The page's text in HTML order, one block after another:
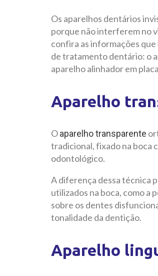
Os aparelhos dentários
porque não interferem no
confira as informações
de tratamento dentário: o
aparelho alinhador em
Aparelho
Oaparelho transparente
tradicional, fixado na boca
odontológico.
A diferença dessa técnica
utilizados na boca, como a
sobre os dentes
tonalidade da dentição.
Aparelho